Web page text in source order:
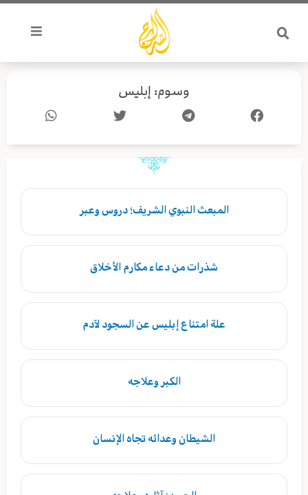
تخطي
المحتوى
وسوم: إبليس
المبعث النبوي الشريف؛ دروس وعبر
شذرات من دعاء مكارم الأخلاق
علة امتناع إبليس عن السجود لآدم
الكبر وعلاجه
الشيطان وعدائه تجاه الإنسان